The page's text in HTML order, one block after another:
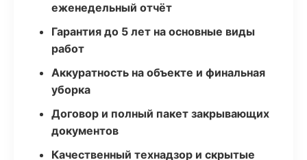
еженедельный отчёт
Гарантия до 5 лет на основные виды
работ
Аккуратность на объекте и финальная
уборка
Договор и полный пакет закрывающих
документов
Качественный технадзор и скрытые